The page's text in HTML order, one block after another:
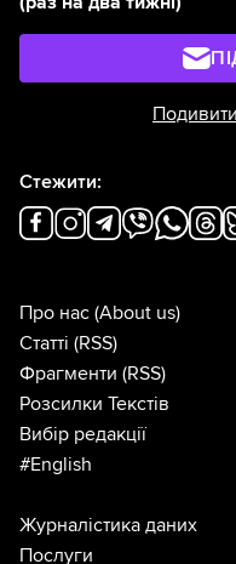
Стежити:
Про нас (About us)
Статті (RSS)
Фрагменти (RSS)
Розсилки Текстів
Вибір редакції
#English
Журналістика даних
Послуги